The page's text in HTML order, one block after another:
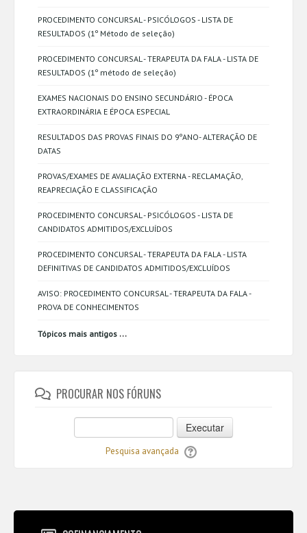
PROCEDIMENTO CONCURSAL - PSICÓLOGOS - LISTA DE
RESULTADOS (1º Método de seleção)
PROCEDIMENTO CONCURSAL - TERAPEUTA DA FALA - LISTA DE
RESULTADOS (1º método de seleção)
EXAMES NACIONAIS DO ENSINO SECUNDÁRIO - ÉPOCA
EXTRAORDINÁRIA E ÉPOCA ESPECIAL
RESULTADOS DAS PROVAS FINAIS DO 9ºANO- ALTERAÇÃO DE
DATAS
PROVAS/EXAMES DE AVALIAÇÃO EXTERNA - RECLAMAÇÃO,
REAPRECIAÇÃO E CLASSIFICAÇÃO
PROCEDIMENTO CONCURSAL - PSICÓLOGOS - LISTA DE
CANDIDATOS ADMITIDOS/EXCLUÍDOS
PROCEDIMENTO CONCURSAL - TERAPEUTA DA FALA - LISTA
DEFINITIVAS DE CANDIDATOS ADMITIDOS/EXCLUÍDOS
AVISO: PROCEDIMENTO CONCURSAL - TERAPEUTA DA FALA -
PROVA DE CONHECIMENTOS
Tópicos mais antigos ...
PROCURAR NOS FÓRUNS
Executar
Pesquisa avançada